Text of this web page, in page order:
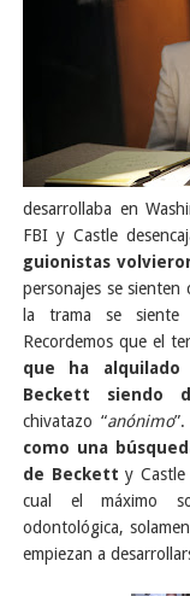
desarrollaba en
FBI y Castle
guionistas
personajes se
la trama se siente
Recordemos que el
que ha
Beckett siendo
chivatazo “anónimo
como una
de Beckett y
cual el máximo
odontológica,
empiezan a